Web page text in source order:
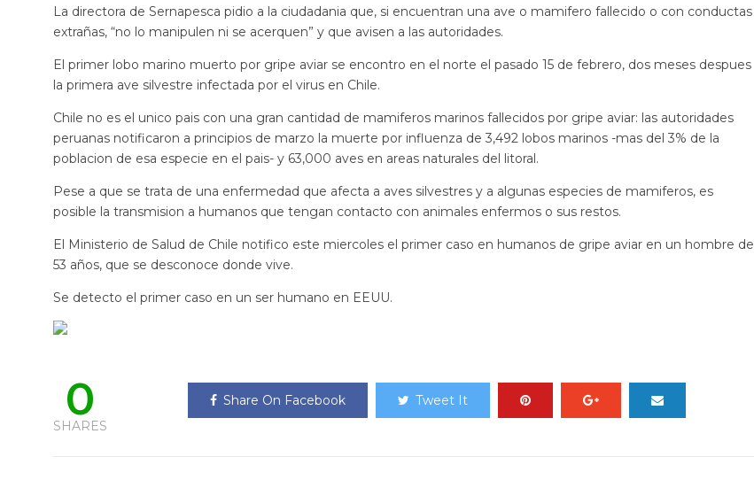
La directora de Sernapesca pidio a la ciudadania que, si encuentran una ave o mamifero fallecido o con conductas
extrañas, “no lo manipulen ni se acerquen” y que avisen a las autoridades.
El primer lobo marino muerto por gripe aviar se encontro en el norte el pasado 15 de febrero, dos meses despues
la primera ave silvestre infectada por el virus en Chile.
Chile no es el unico pais con una gran cantidad de mamiferos marinos fallecidos por gripe aviar: las autoridades
peruanas notificaron a principios de marzo la muerte por influenza de 3,492 lobos marinos -mas del 3% de la
poblacion de esa especie en el pais- y 63,000 aves en areas naturales del litoral.
Pese a que se trata de una enfermedad que afecta a aves silvestres y a algunas especies de mamiferos, es
posible la transmision a humanos que tengan contacto con animales enfermos o sus restos.
El Ministerio de Salud de Chile notifico este miercoles el primer caso en humanos de gripe aviar en un hombre de
53 años, que se desconoce donde vive.
Se detecto el primer caso en un ser humano en EEUU.
0
SHARES
Share On Facebook Tweet It